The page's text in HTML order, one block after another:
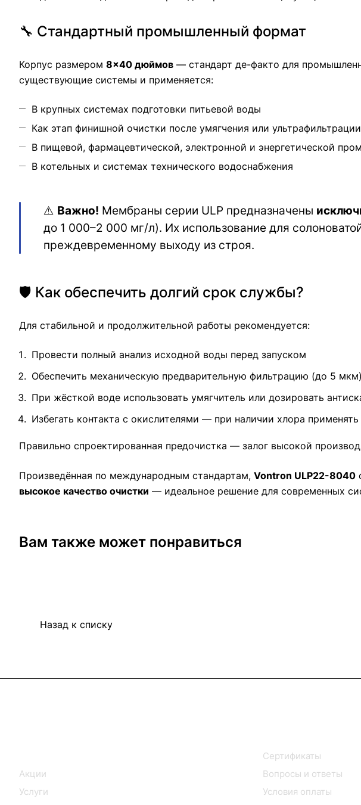
🔧 Стандартный промышленный формат
Корпус размером 8×40 дюймов — стандарт де-факто для
существующие системы и применяется:
В крупных системах подготовки питьевой воды
Как этап финишной очистки после умягчения или ультрафильтрации
В пищевой, фармацевтической, электронной и энергетической
В котельных и системах технического водоснабжения
⚠️ Важно! Мембраны серии ULP предназначены
до 1 000–2 000 мг/л). Их использование для
преждевременному выходу из строя.
🛡️ Как обеспечить долгий срок службы?
Для стабильной и продолжительной работы рекомендуется:
Провести полный анализ исходной воды перед запуском
Обеспечить механическую предварительную фильтрацию (до 5 мкм)
При жёсткой воде использовать умягчитель или дозировать
Избегать контакта с окислителями — при наличии хлора
Правильно спроектированная предочистка — залог высокой
Произведённая по международным стандартам, Vontron ULP22-8040
высокое качество очистки — идеальное решение для современных
Вам также может понравиться
Назад к списку
Акции
Услуги
Сертификаты
Вопросы и ответы
Условия оплаты